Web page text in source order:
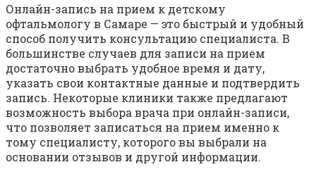
Онлайн-запись на прием к детскому
офтальмологу в Самаре — это быстрый и удобный
способ получить консультацию специалиста. В
большинстве случаев для записи на прием
достаточно выбрать удобное время и дату,
указать свои контактные данные и подтвердить
запись. Некоторые клиники также предлагают
возможность выбора врача при онлайн-записи,
что позволяет записаться на прием именно к
тому специалисту, которого вы выбрали на
основании отзывов и другой информации.